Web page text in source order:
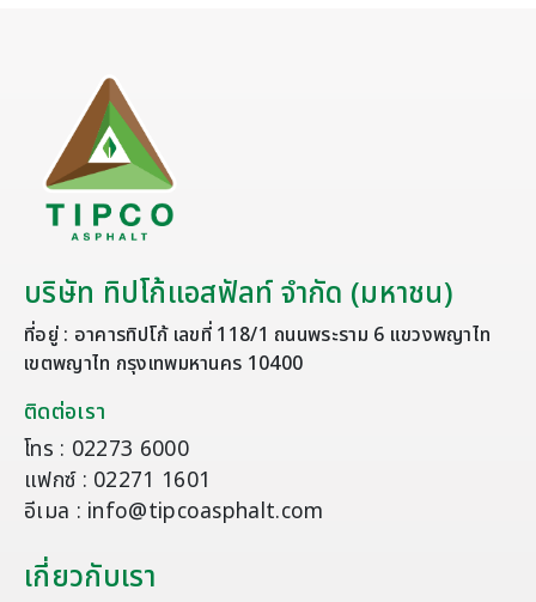
บริษัท ทิปโก้แอสฟัลท์ จำกัด (มหาชน)
ที่อยู่ : อาคารทิปโก้ เลขที่ 118/1 ถนนพระราม 6 แขวงพญาไท
เขตพญาไท กรุงเทพมหานคร 10400
ติดต่อเรา
โทร : 02273 6000
แฟกซ์ : 02271 1601
อีเมล : info@tipcoasphalt.com
เกี่ยวกับเรา